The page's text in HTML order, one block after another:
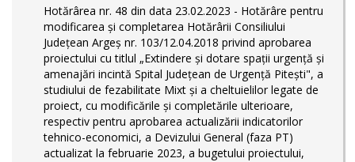
Hotărârea nr. 48 din data 23.02.2023 - Hotărâre pentru
modificarea și completarea Hotărârii Consiliului
Județean Argeș nr. 103/12.04.2018 privind aprobarea
proiectului cu titlul „Extindere și dotare spații urgență și
amenajări incintă Spital Județean de Urgență Pitești", a
studiului de fezabilitate Mixt și a cheltuielilor legate de
proiect, cu modificările și completările ulterioare,
respectiv pentru aprobarea actualizării indicatorilor
tehnico-economici, a Devizului General (faza PT)
actualizat la februarie 2023, a bugetului proiectului,